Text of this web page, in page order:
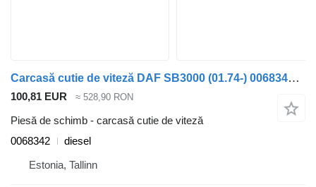
Carcasă cutie de viteză DAF SB3000 (01.74-) 0068342 pentru autobuz DAF MB, B, FHD, EOS, DB, SB Bus (1970-2001)
100,81 EUR ≈ 528,90 RON
Piesă de schimb - carcasă cutie de viteză
0068342
diesel
Estonia, Tallinn